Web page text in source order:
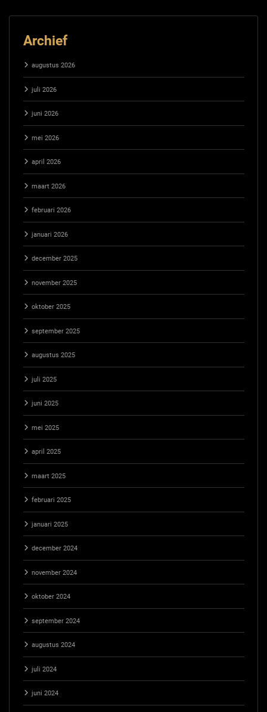
Archief
augustus 2026
juli 2026
juni 2026
mei 2026
april 2026
maart 2026
februari 2026
januari 2026
december 2025
november 2025
oktober 2025
september 2025
augustus 2025
juli 2025
juni 2025
mei 2025
april 2025
maart 2025
februari 2025
januari 2025
december 2024
november 2024
oktober 2024
september 2024
augustus 2024
juli 2024
juni 2024